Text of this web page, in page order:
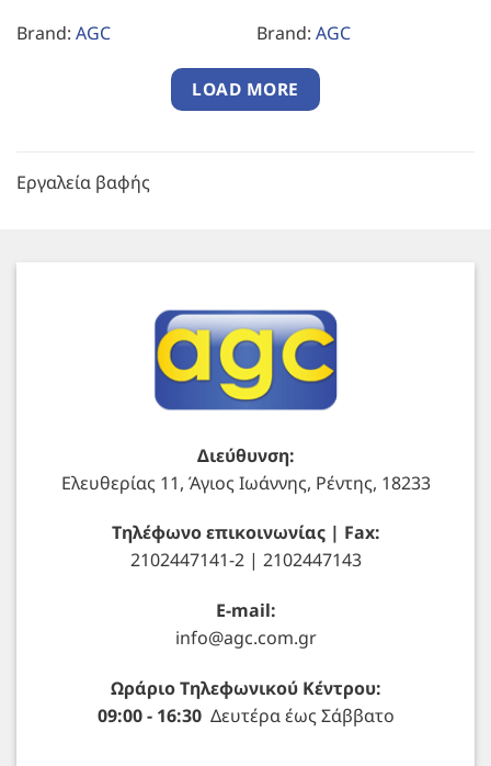
Brand: AGC Brand: AGC
LOAD MORE
Εργαλεία βαφής
Διεύθυνση:
Ελευθερίας 11, Άγιος Ιωάννης, Ρέντης, 18233
Τηλέφωνο επικοινωνίας | Fax:
2102447141-2 | 2102447143
E-mail:
info@agc.com.gr
Ωράριο Τηλεφωνικού Κέντρου:
09:00 - 16:30Δευτέρα έως Σάββατο